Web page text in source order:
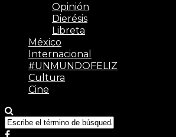
Opinión
Dierésis
Libreta
México
Internacional
#UNMUNDOFELIZ
Cultura
Cine